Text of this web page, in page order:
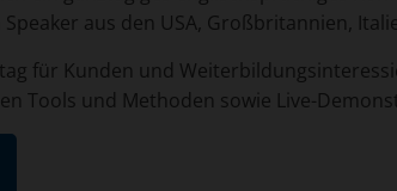
aus den USA, Großbritannien,
für Kunden und
Tools und Methoden sowie Live-